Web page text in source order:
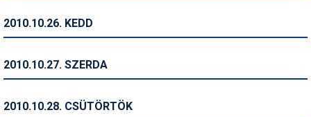
Utazási tippek
2010.10.26. KEDD
2010.10.27. SZERDA
2010.10.28. CSÜTÖRTÖK